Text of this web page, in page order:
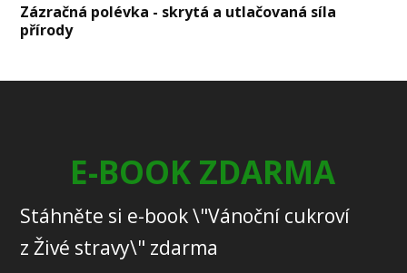
Zázračná polévka - skrytá a utlačovaná síla
přírody
E-BOOK ZDARMA
Stáhněte si e-book \"Vánoční cukroví
z Živé stravy\" zdarma